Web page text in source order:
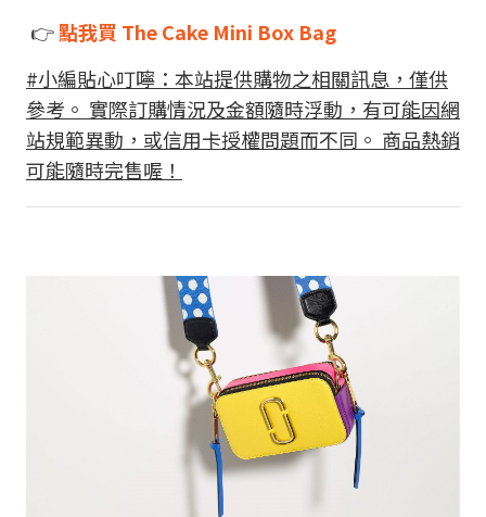
👉點我買 The Cake Mini Box Bag
#小編貼心叮嚀：本站提供購物之相關訊息，僅供
參考。 實際訂購情況及金額隨時浮動，有可能因網
站規範異動，或信用卡授權問題而不同。 商品熱銷
可能隨時完售喔！